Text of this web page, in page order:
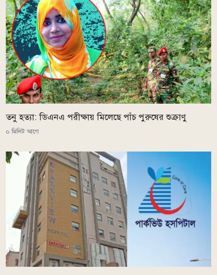
তনু হত্যা: ডিএনএ পরীক্ষায় মিলেছে পাঁচ পুরুষের শুক্রাণু
০ মিনিট আগে